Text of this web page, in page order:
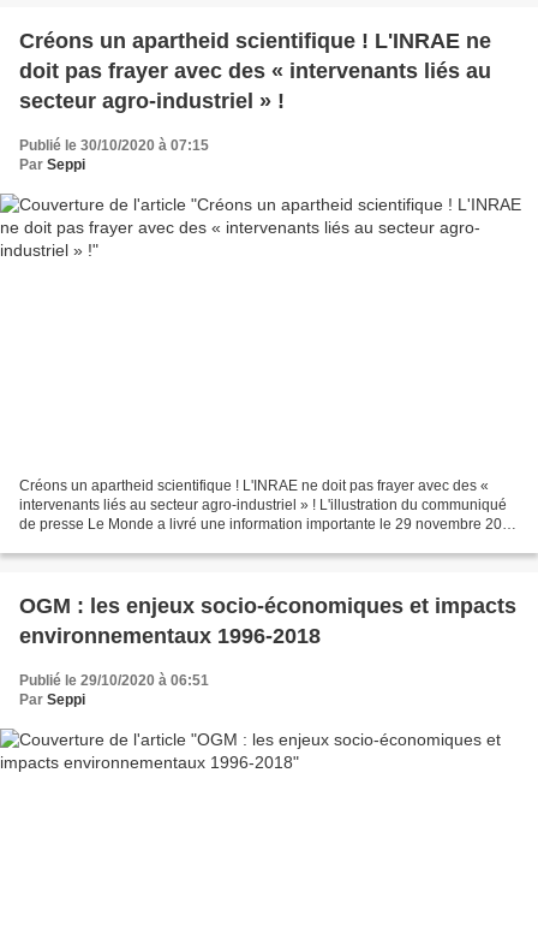
Créons un apartheid scientifique ! L'INRAE ne
doit pas frayer avec des « intervenants liés au
secteur agro-industriel » !
Publié le 30/10/2020 à 07:15
Par Seppi
Créons un apartheid scientifique ! L'INRAE ne doit pas frayer avec des «
intervenants liés au secteur agro-industriel » ! L'illustration du communiqué
de presse Le Monde a livré une information importante le 29 novembre 2020
OGM : les enjeux socio-économiques et impacts
environnementaux 1996-2018
Publié le 29/10/2020 à 06:51
Par Seppi